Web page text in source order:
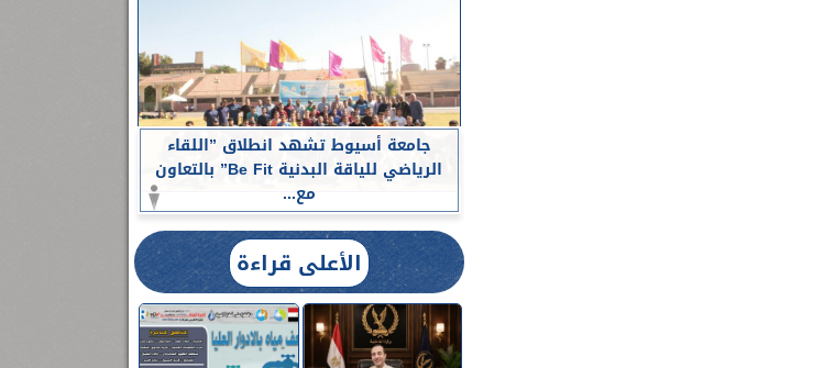
جامعة أسيوط تشهد انطلاق ”اللقاء
الرياضي للياقة البدنية Be Fit” بالتعاون
مع...
الأعلى قراءة